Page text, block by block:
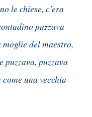
le chiese, c'era
puzzava
del maestro,
puzzava
una vecchia